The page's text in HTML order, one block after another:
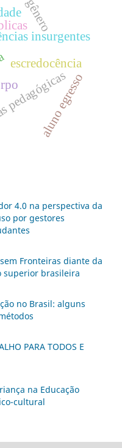
insurgentes
aluno egresso
gênero
escredocência
4.0 na perspectiva da
por gestores
Fronteiras diante da
superior brasileira
no Brasil: alguns
PARA TODOS E
na Educação
cultural